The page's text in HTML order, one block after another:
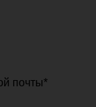
почты*